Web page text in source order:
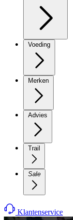
Voeding
Merken
Advies
Trail
Sale
Klantenservice